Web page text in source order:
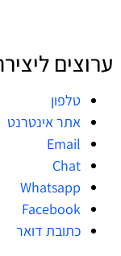
ערוצים
טלפון
אתר אינטרנט
Email
Chat
Whatsapp
Facebook
כתובת דואר